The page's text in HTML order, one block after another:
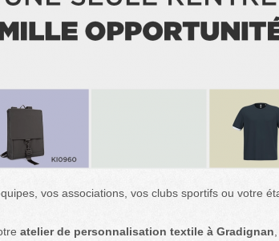
vos associations, vos clubs sportifs ou votre
atelier de personnalisation textile à Gradignan